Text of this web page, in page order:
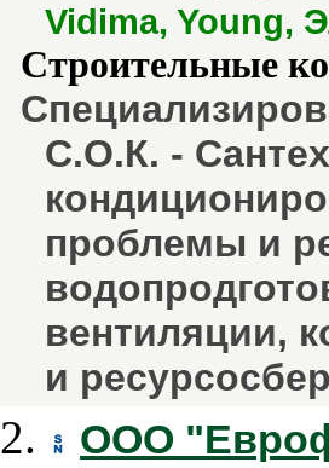
Vidima, Young,
Строительные
С.О.К. -
проблемы и
вентиляции,
и
2. ООО